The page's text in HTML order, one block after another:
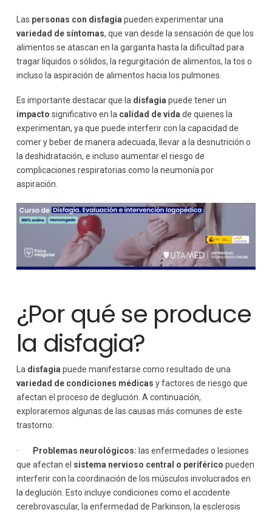
Las personas con disfagia pueden experimentar una
variedad de síntomas, que van desde la sensación de que los
alimentos se atascan en la garganta hasta la dificultad para
tragar líquidos o sólidos, la regurgitación de alimentos, la tos o
incluso la aspiración de alimentos hacia los pulmones.
Es importante destacar que la disfagia puede tener un
impacto significativo en la calidad de vida de quienes la
experimentan, ya que puede interferir con la capacidad de
comer y beber de manera adecuada, llevar a la desnutrición o
la deshidratación, e incluso aumentar el riesgo de
complicaciones respiratorias como la neumonía por
aspiración.
¿Por qué se produce
la disfagia?
La disfagia puede manifestarse como resultado de una
variedad de condiciones médicas y factores de riesgo que
afectan el proceso de deglución. A continuación,
exploraremos algunas de las causas más comunes de este
trastorno:
· Problemas neurológicos: las enfermedades o lesiones
que afectan el sistema nervioso central o periférico pueden
interferir con la coordinación de los músculos involucrados en
la deglución. Esto incluye condiciones como el accidente
cerebrovascular, la enfermedad de Parkinson, la esclerosis